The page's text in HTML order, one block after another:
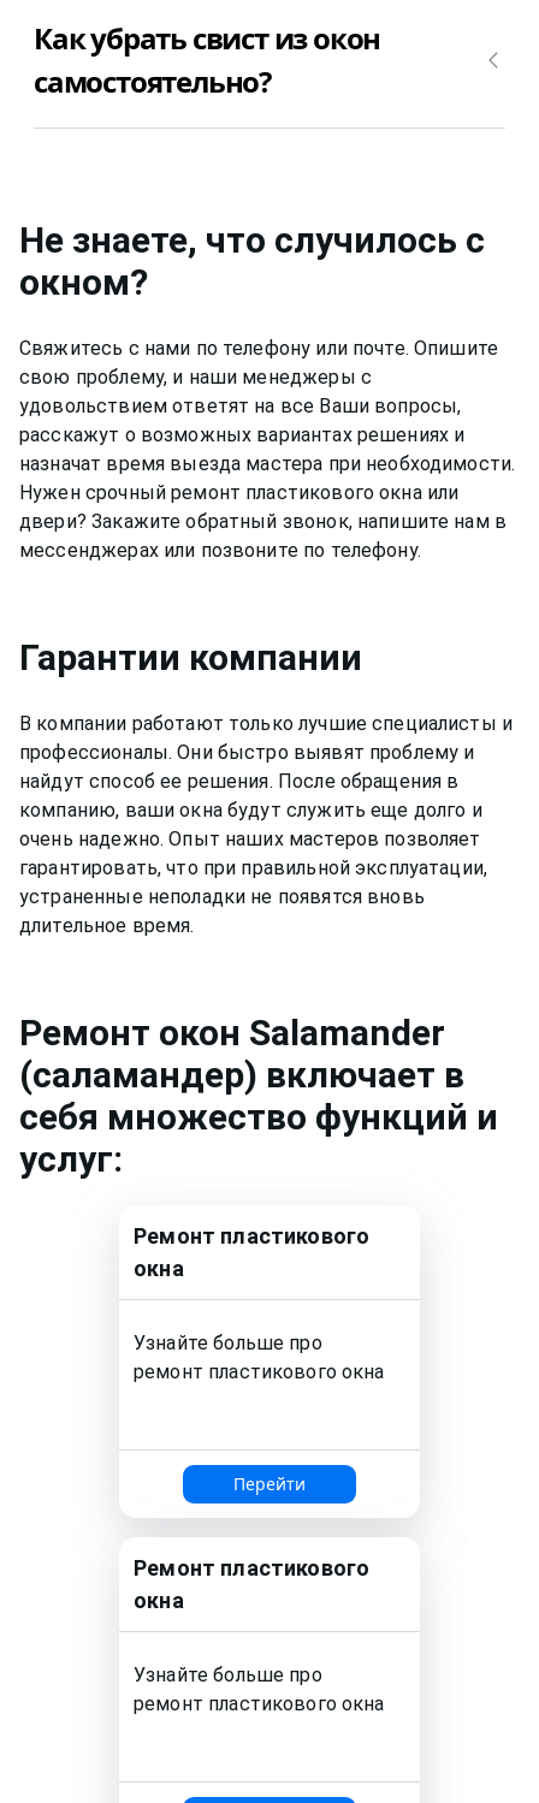
(саламандер) при сильном ветре из-за плохого
уплотнителя, плохого прижима окна Salamander
(саламандер) к раме, плохого стыковочного шва
позвоните +7(812)9563854 и вызовите мастера
для ремонта окон Salamander (саламандер)
недорого.
Как убрать свист из окон
самостоятельно?
нужно и предпринимать усилия по устранению
свиста из окон. Если свистит из-за уплотнителя,
значит, нужно заменить уплотнитель в окне. Если
герметиком заново. А может просто позвонить
+7(812)9563854 и вызвать мастера для ремонта
окон Salamander (саламандер) недорого и
качественно.
Не знаете, что случилось с
окном?
Свяжитесь с нами по телефону или почте. Опишите
свою проблему, и наши менеджеры с
удовольствием ответят на все Ваши вопросы,
расскажут о возможных вариантах решениях и
назначат время выезда мастера при необходимости.
Нужен срочный ремонт пластикового окна или
двери? Закажите обратный звонок, напишите нам в
мессенджерах или позвоните по телефону.
Гарантии компании
В компании работают только лучшие специалисты и
профессионалы. Они быстро выявят проблему и
найдут способ ее решения. После обращения в
компанию, ваши окна будут служить еще долго и
очень надежно. Опыт наших мастеров позволяет
гарантировать, что при правильной эксплуатации,
устраненные неполадки не появятся вновь
длительное время.
Ремонт окон Salamander
(саламандер) включает в
себя множество функций и
услуг:
Ремонт пластикового
окна
Узнайте больше про
ремонт пластикового окна
Перейти
Ремонт пластикового
окна
Узнайте больше про
ремонт пластикового окна